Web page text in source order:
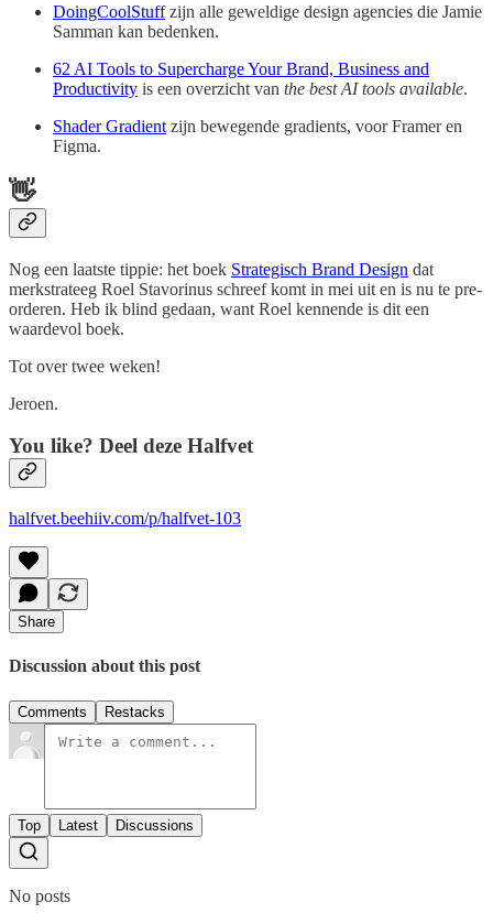
DoingCoolStuffzijn alle geweldige design agencies die Jamie
Samman kan bedenken.
62 AI Tools to Supercharge Your Brand, Business and
Productivity is een overzicht van the best AI tools available.
Shader Gradient zijn bewegende gradients, voor Framer en
Figma.
👋
Nog een laatste tippie: het boek Strategisch Brand Design dat
merkstrateeg Roel Stavorinus schreef komt in mei uit en is nu te pre-
orderen. Heb ik blind gedaan, want Roel kennende is dit een
waardevol boek.
Tot over twee weken!
Jeroen.
You like? Deel deze Halfvet
halfvet.beehiiv.com/p/halfvet-103
Share
Discussion about this post
Comments Restacks
Top Latest Discussions
No posts